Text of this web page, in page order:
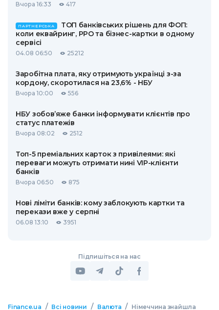
Вчора 16:33 417
ПАРТНЕРСЬКА
ТОП банківських рішень для ФОП:
коли еквайринг, РРО та бізнес-картки в одному
сервісі
04.08 06:50 25212
Заробітна плата, яку отримують українці з-за
кордону, скоротилася на 23,6% - НБУ
Вчора 10:00 556
НБУ зобов’яже банки інформувати клієнтів про
статус платежів
Вчора 08:02 2512
Топ-5 преміальних карток з привілеями: які
переваги можуть отримати нині VIP-клієнти
банків
Вчора 06:50 875
Нові ліміти банків: кому заблокують картки та
перекази вже у серпні
06.08 13:10 3951
Підпишіться на нас
Finance.ua / Всі новини / Валюта / Німеччина знайшла